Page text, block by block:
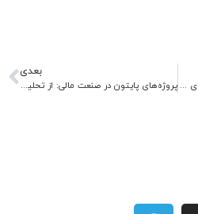
چگونه بهترین ایده پروژه پایتون را برای شروع یا پیشرفت پیدا کنیم؟
بعدی
پروژه‌های پایتون در صنعت مالی: از تحلیل داده‌ها تا ساخت الگوریتم‌های ترید